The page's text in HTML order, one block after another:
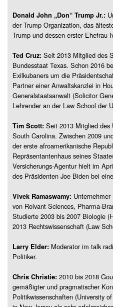
Donald John „Don“ Trump Jr.:
der Trump Organization, das
Trump und dessen erster Ehefrau
Ted Cruz: Seit 2013 Mitglied des
Bundesstaat Texas. Schon 2016
Exilkubaners um die
Partner einer Anwaltskanzlei in
Generalstaatsanwalt (Solicitor
Lehrender an der Law School der
Tim Scott: Seit 2013 Mitglied des
South Carolina. Zwischen 2009
der erste afroamerikanische
Repräsentantenhaus seines
Versicherungs-Agentur hielt im
des Präsidenten Joe Biden bei
Vivek Ramaswamy: Unternehmer
von Roivant Sciences, Pharma-
Studierte 2003 bis 2007 Biologie
2013 Rechtswissenschaft (Law
Larry Elder: Moderator im talk
Politiker.
Chris Christie: 2010 bis 2018
gemäßigter und pragmatischer
Politikwissenschaften (University